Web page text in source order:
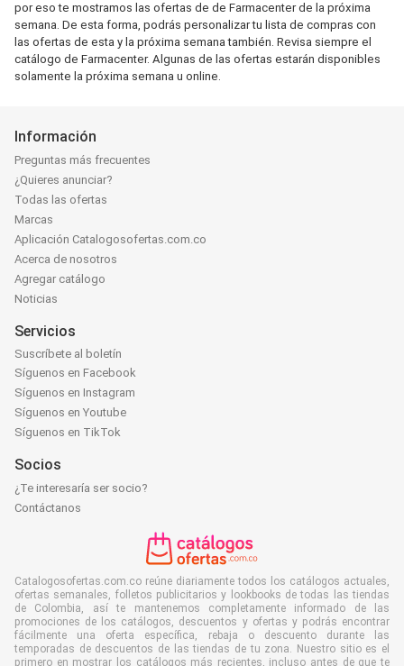
por eso te mostramos las ofertas de de Farmacenter de la próxima
semana. De esta forma, podrás personalizar tu lista de compras con
las ofertas de esta y la próxima semana también. Revisa siempre el
catálogo de Farmacenter. Algunas de las ofertas estarán disponibles
solamente la próxima semana u online.
Información
Preguntas más frecuentes
¿Quieres anunciar?
Todas las ofertas
Marcas
Aplicación Catalogosofertas.com.co
Acerca de nosotros
Agregar catálogo
Noticias
Servicios
Suscríbete al boletín
Síguenos en Facebook
Síguenos en Instagram
Síguenos en Youtube
Síguenos en TikTok
Socios
¿Te interesaría ser socio?
Contáctanos
Catalogosofertas.com.co reúne diariamente todos los catálogos actuales,
ofertas semanales, folletos publicitarios y lookbooks de todas las tiendas
de Colombia, así te mantenemos completamente informado de las
promociones de los catálogos, descuentos y ofertas y podrás encontrar
fácilmente una oferta específica, rebaja o descuento durante las
temporadas de descuentos de las tiendas de tu zona. Nuestro sitio es el
primero en mostrar los catálogos más recientes, incluso antes de que te